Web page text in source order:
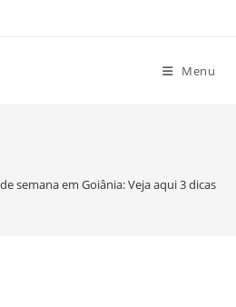
Menu
semana em Goiânia: Veja aqui 3 dicas